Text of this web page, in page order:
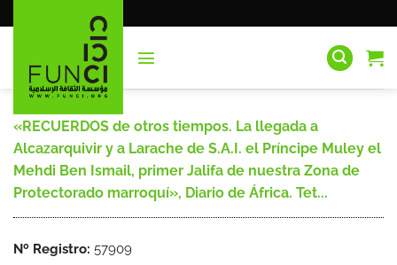
al
«RECUERDOS de otros tiempos. La llegada a
Alcazarquivir y a Larache de S.A.I. el Príncipe Muley el
Mehdi Ben Ismail, primer Jalifa de nuestra Zona de
Protectorado marroquí», Diario de África. Tet...
Nº Registro: 57909